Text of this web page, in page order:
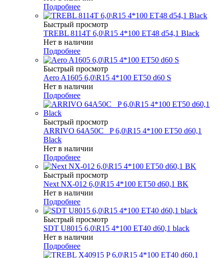
Подробнее
Быстрый просмотр
TREBL 8114T 6,0\R15 4*100 ET48 d54,1 Black
Нет в наличии
Подробнее
Быстрый просмотр
Aero A1605 6,0\R15 4*100 ET50 d60 S
Нет в наличии
Подробнее
Быстрый просмотр
ARRIVO 64A50C _P 6,0\R15 4*100 ET50 d60,1
Black
Нет в наличии
Подробнее
Быстрый просмотр
Next NX-012 6,0\R15 4*100 ET50 d60,1 BK
Нет в наличии
Подробнее
Быстрый просмотр
SDT U8015 6,0\R15 4*100 ET40 d60,1 black
Нет в наличии
Подробнее